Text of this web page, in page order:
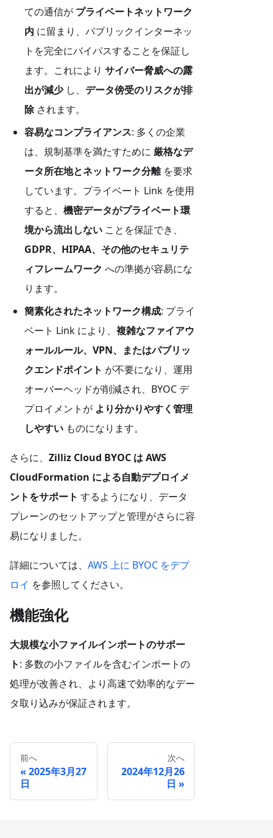
ての通信が プライベートネットワーク
内 に留まり、パブリックインターネッ
トを完全にバイパスすることを保証し
ます。これにより サイバー脅威への露
出が減少し、 データ傍受のリスクが排
除されます。
容易なコンプライアンス: 多くの企業
は、規制基準を満たすために 厳格なデ
ータ所在地とネットワーク分離を要求
しています。プライベート Link を使用
すると、 機密データがプライベート環
境から流出しない ことを保証でき、
GDPR、HIPAA、その他のセキュリテ
ィフレームワーク への準拠が容易にな
ります。
簡素化されたネットワーク構成: プライ
ベート Link により、 複雑なファイアウ
ォールルール、VPN、またはパブリッ
クエンドポイント が不要になり、運用
オーバーヘッドが削減され、BYOC デ
プロイメントが より分かりやすく管理
しやすい ものになります。
さらに、 Zilliz Cloud BYOC は AWS
CloudFormation による自動デプロイメ
ントをサポート するようになり、データ
プレーンのセットアップと管理がさらに容
易になりました。
詳細については、 AWS 上に BYOC をデプ
ロイ を参照してください。
機能強化
大規模な小ファイルインポートのサポー
ト: 多数の小ファイルを含むインポートの
処理が改善され、より高速で効率的なデー
タ取り込みが保証されます。
前へ
2025年3月27
日
次へ
2024年12月26
日